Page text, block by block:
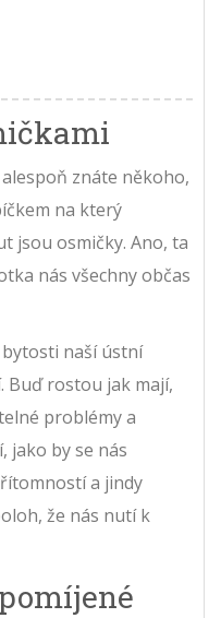
znáte někoho,
na který
jsou osmičky. Ano, ta
nás všechny občas
naší ústní
Buď rostou jak mají,
problémy a
jako by se nás
a jindy
že nás nutí k